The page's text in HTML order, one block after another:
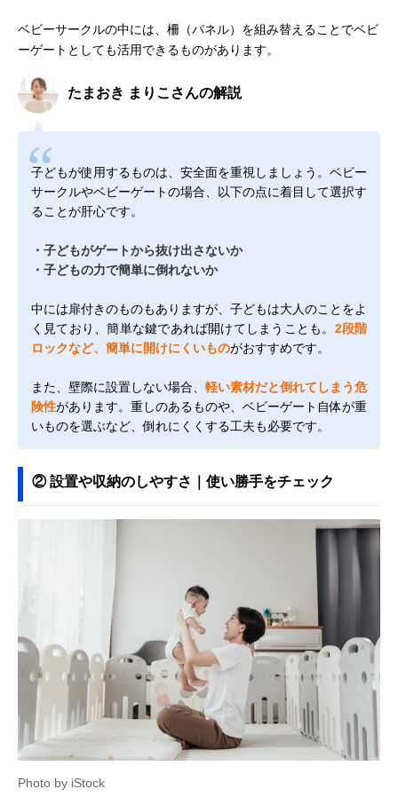
ベビーサークルの中には、柵（パネル）を組み替えることでベビ
ーゲートとしても活用できるものがあります。
たまおき まりこさんの解説
子どもが使用するものは、安全面を重視しましょう。ベビー
サークルやベビーゲートの場合、以下の点に着目して選択す
ることが肝心です。
・子どもがゲートから抜け出さないか
・子どもの力で簡単に倒れないか
中には扉付きのものもありますが、子どもは大人のことをよ
く見ており、簡単な鍵であれば開けてしまうことも。 2段階
ロックなど、簡単に開けにくいものがおすすめです。
また、壁際に設置しない場合、 軽い素材だと倒れてしまう危
険性があります。重しのあるものや、ベビーゲート自体が重
いものを選ぶなど、倒れにくくする工夫も必要です。
② 設置や収納のしやすさ｜使い勝手をチェック
Photo by iStock